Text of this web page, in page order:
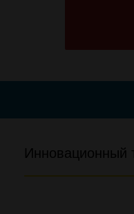
Инновационный